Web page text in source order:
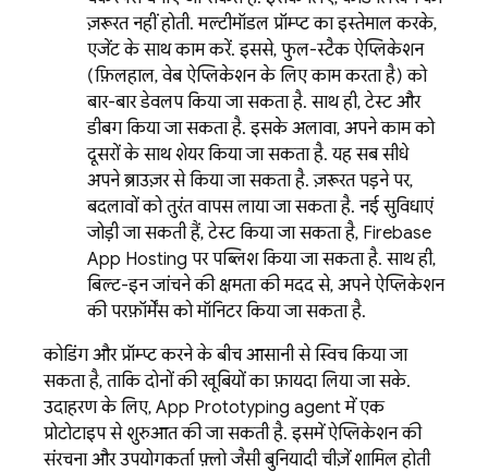
ज़रूरत नहीं होती. मल्टीमॉडल प्रॉम्प्ट का इस्तेमाल करके,
एजेंट के साथ काम करें. इससे, फुल-स्टैक ऐप्लिकेशन
(फ़िलहाल, वेब ऐप्लिकेशन के लिए काम करता है) को
बार-बार डेवलप किया जा सकता है. साथ ही, टेस्ट और
डीबग किया जा सकता है. इसके अलावा, अपने काम को
दूसरों के साथ शेयर किया जा सकता है. यह सब सीधे
अपने ब्राउज़र से किया जा सकता है. ज़रूरत पड़ने पर,
बदलावों को तुरंत वापस लाया जा सकता है. नई सुविधाएं
जोड़ी जा सकती हैं, टेस्ट किया जा सकता है, Firebase
App Hosting पर पब्लिश किया जा सकता है. साथ ही,
बिल्ट-इन जांचने की क्षमता की मदद से, अपने ऐप्लिकेशन
की परफ़ॉर्मेंस को मॉनिटर किया जा सकता है.
कोडिंग और प्रॉम्प्ट करने के बीच आसानी से स्विच किया जा
सकता है, ताकि दोनों की खूबियों का फ़ायदा लिया जा सके.
उदाहरण के लिए, App Prototyping agentमें एक
प्रोटोटाइप से शुरुआत की जा सकती है. इसमें ऐप्लिकेशन की
संरचना और उपयोगकर्ता फ़्लो जैसी बुनियादी चीज़ें शामिल होती